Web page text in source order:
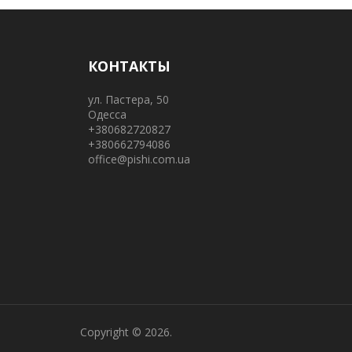
КОНТАКТЫ
ул. Пастера, 50
Одесса
+380682720827
+380662794086
office@pishi.com.ua
Copyright © 2026.